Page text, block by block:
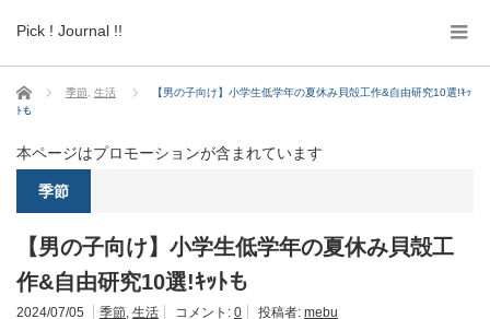
Pick ! Journal !!
ホーム 季節 生活
【男の子向け】小学生低学年の夏休み貝殻工作&自由研究10選!ｷｯ
ﾄも
本ページはプロモーションが含まれています
季節
【男の子向け】小学生低学年の夏休み貝殻工
作&自由研究10選!ｷｯﾄも
2024/07/05 季節, 生活 コメント: 0 投稿者: mebu